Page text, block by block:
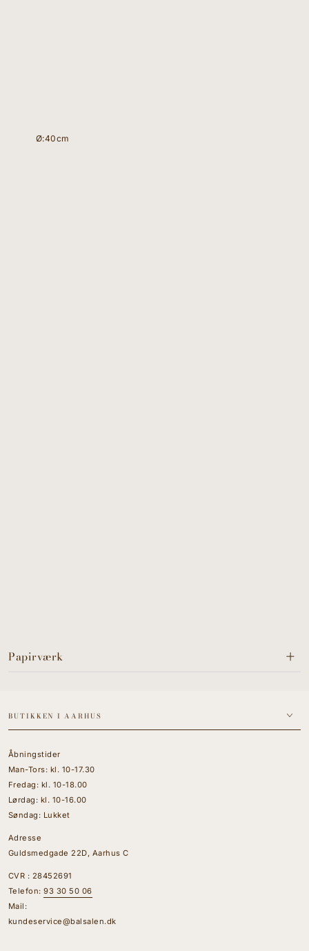
Ø:40cm
Papirværk
BUTIKKEN I AARHUS
Åbningstider
Man-Tors: kl. 10-17.30
Fredag: kl. 10-18.00
Lørdag: kl. 10-16.00
Søndag: Lukket
Adresse
Guldsmedgade 22D, Aarhus C
CVR : 28452691
Telefon:93 30 50 06
Mail:
kundeservice@balsalen.dk